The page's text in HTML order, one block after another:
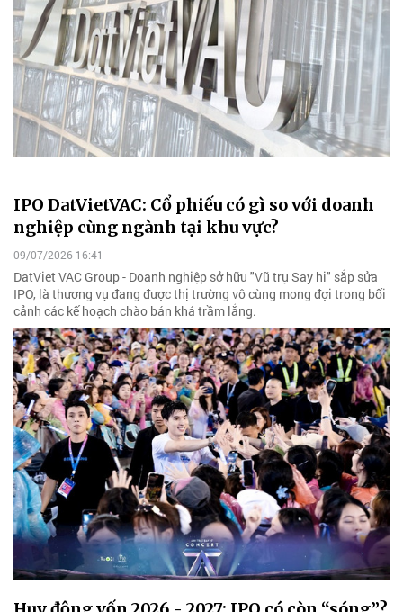
IPO DatVietVAC: Cổ phiếu có gì so với doanh
nghiệp cùng ngành tại khu vực?
09/07/2026 16:41
DatViet VAC Group - Doanh nghiệp sở hữu "Vũ trụ Say hi" sắp sửa
IPO, là thương vụ đang được thị trường vô cùng mong đợi trong bối
cảnh các kế hoạch chào bán khá trầm lắng.